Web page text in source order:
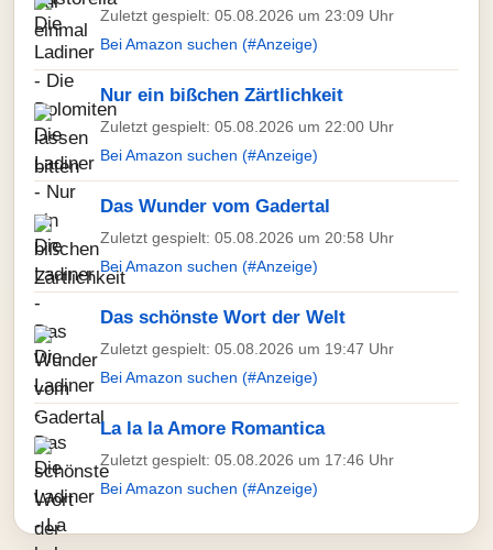
Zuletzt gespielt: 05.08.2026 um 23:09 Uhr
Bei Amazon suchen (#Anzeige)
Nur ein bißchen Zärtlichkeit
Zuletzt gespielt: 05.08.2026 um 22:00 Uhr
Bei Amazon suchen (#Anzeige)
Das Wunder vom Gadertal
Zuletzt gespielt: 05.08.2026 um 20:58 Uhr
Bei Amazon suchen (#Anzeige)
Das schönste Wort der Welt
Zuletzt gespielt: 05.08.2026 um 19:47 Uhr
Bei Amazon suchen (#Anzeige)
La la la Amore Romantica
Zuletzt gespielt: 05.08.2026 um 17:46 Uhr
Bei Amazon suchen (#Anzeige)